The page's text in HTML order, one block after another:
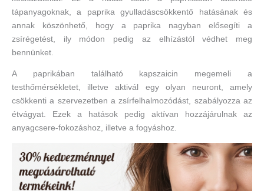
tápanyagoknak, a paprika gyulladáscsökkentő hatásának és
annak köszönhető, hogy a paprika nagyban elősegíti a
zsírégetést, ily módon pedig az elhízástól védhet meg
bennünket.
A paprikában található kapszaicin megemeli a
testhőmérsékletet, illetve aktivál egy olyan neuront, amely
csökkenti a szervezetben a zsírfelhalmozódást, szabályozza az
étvágyat. Ezek a hatások pedig aktívan hozzájárulnak az
anyagcsere-fokozáshoz, illetve a fogyáshoz.